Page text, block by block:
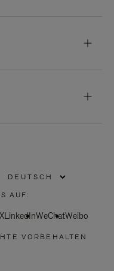
AUF:
XLinkedInWeChatWeibo
VORBEHALTEN